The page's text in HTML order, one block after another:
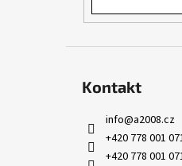
Kontakt
info@a2008.cz
+420 778 001
+420 778 001